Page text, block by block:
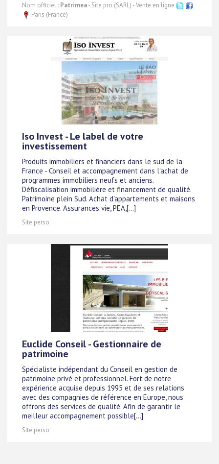
Nom officiel : Patrimea- Site pro (SARL) - Vente en ligne
Paris (France)
Iso Invest - Le label de votre
investissement
Produits immobiliers et financiers dans le sud de la
France - Conseil et accompagnement dans l'achat de
programmes immobiliers neufs et anciens.
Défiscalisation immobilière et financement de qualité.
Patrimoine plein Sud. Achat d'appartements et maisons
en Provence. Assurances vie, PEA,[...]
Site perso
Euclide Conseil - Gestionnaire de
patrimoine
Spécialiste indépendant du Conseil en gestion de
patrimoine privé et professionnel. Fort de notre
expérience acquise depuis 1995 et de ses relations
avec des compagnies de référence en Europe, nous
offrons des services de qualité. Afin de garantir le
meilleur accompagnement possible[...]
Site perso